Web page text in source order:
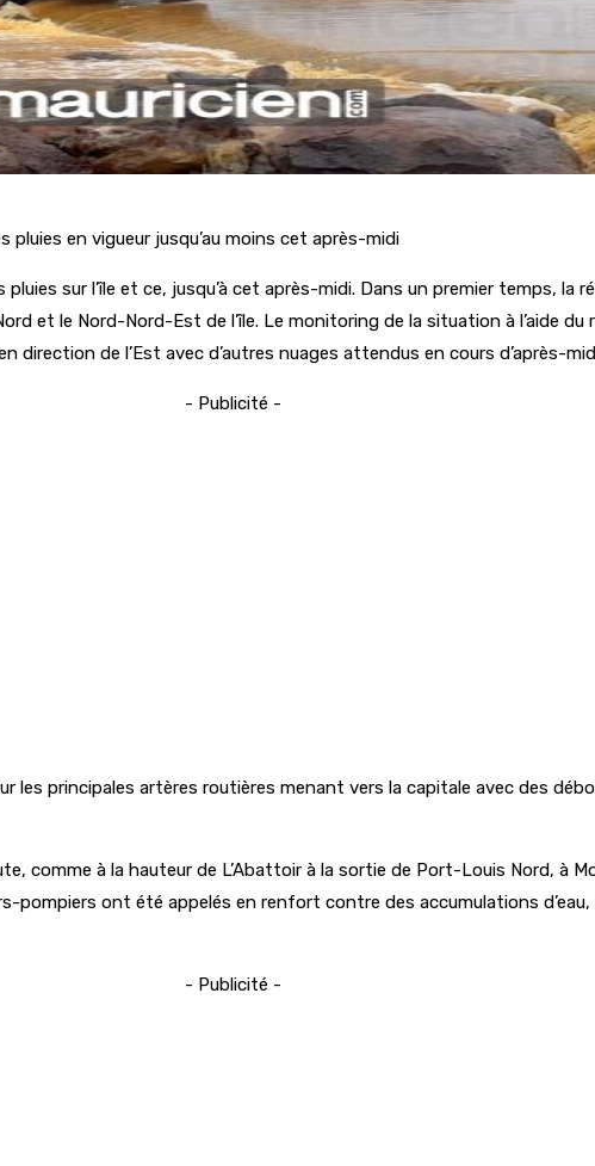
en vigueur jusqu’au moins cet après-midi
sur l’île et ce, jusqu’à cet après-midi. Dans un premier temps, la
et le Nord-Nord-Est de l’île. Le monitoring de la situation à l’aide
de l’Est avec d’autres nuages attendus en cours d’après-
- Publicité -
les principales artères routières menant vers la capitale avec des
comme à la hauteur de L’Abattoir à la sortie de Port-Louis Nord, à
pompiers ont été appelés en renfort contre des accumulations
- Publicité -